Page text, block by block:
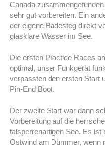
Canada
sehr gut vorbereiten. Ein
der eigene Badesteg direkt
glasklare Wasser im See.
Die ersten Practice Races
optimal, unser Funkgerät
verpassten den ersten Start
Pin-End Boot.
Der zweite Start war dann
Vorbereitung auf die
talsperrenartigen See. Es ist
Ostwind am Dümmer, wenn